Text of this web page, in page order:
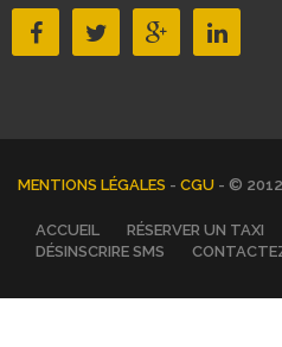
MENTIONS LÉGALES - CGU - ©
ACCUEIL RÉSERVER UN TAXI
DÉSINSCRIRE SMS